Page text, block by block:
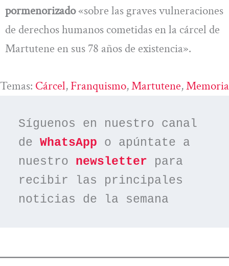
pormenorizado«sobre las graves vulneraciones
de derechos humanos cometidas en la cárcel de
Martutene en sus 78 años de existencia».
Temas: Cárcel, Franquismo, Martutene, Memoria
Síguenos en nuestro canal
de WhatsApp o apúntate a
nuestro newsletter para
recibir las principales
noticias de la semana